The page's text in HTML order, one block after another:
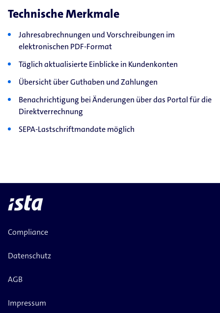
Technische Merkmale
Jahresabrechnungen und Vorschreibungen im
elektronischen PDF-Format
Täglich aktualisierte Einblicke in Kundenkonten
Übersicht über Guthaben und Zahlungen
Benachrichtigung bei Änderungen über das Portal für die
Direktverrechnung
SEPA-Lastschriftmandate möglich
Compliance
Datenschutz
AGB
Impressum